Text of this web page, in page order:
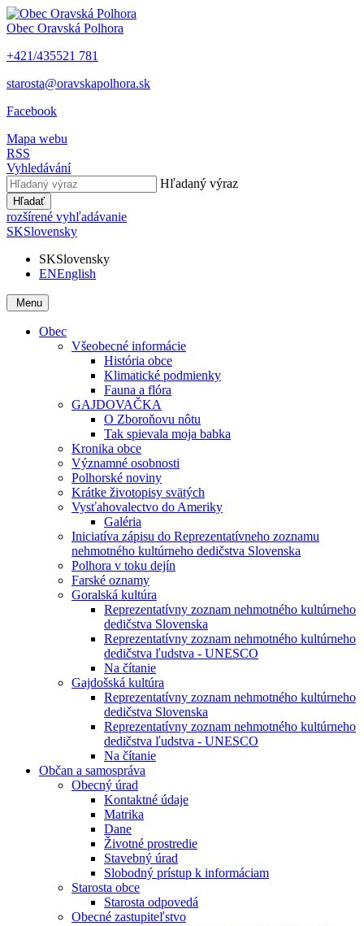
Obec Oravská Polhora
+421/435521 781
starosta@oravskapolhora.sk
Facebook
Mapa webu
RSS
Vyhledávání
Hľadaný výraz
Hľadať
rozšírené vyhľadávanie
SKSlovensky
SKSlovensky
ENEnglish
Menu
Obec
Všeobecné informácie
História obce
Klimatické podmienky
Fauna a flóra
GAJDOVAČKA
O Zboroňovu nôtu
Tak spievala moja babka
Kronika obce
Významné osobnosti
Polhorské noviny
Krátke životopisy svätých
Vysťahovalectvo do Ameriky
Galéria
Iniciatíva zápisu do Reprezentatívneho zoznamu
nehmotného kultúrneho dedičstva Slovenska
Polhora v toku dejín
Farské oznamy
Goralská kultúra
Reprezentatívny zoznam nehmotného kultúrneho
dedičstva Slovenska
Reprezentatívny zoznam nehmotného kultúrneho
dedičstva ľudstva - UNESCO
Na čítanie
Gajdošská kultúra
Reprezentatívny zoznam nehmotného kultúrneho
dedičstva Slovenska
Reprezentatívny zoznam nehmotného kultúrneho
dedičstva ľudstva - UNESCO
Na čítanie
Občan a samospráva
Obecný úrad
Kontaktné údaje
Matrika
Dane
Životné prostredie
Stavebný úrad
Slobodný prístup k informáciam
Starosta obce
Starosta odpovedá
Obecné zastupiteľstvo